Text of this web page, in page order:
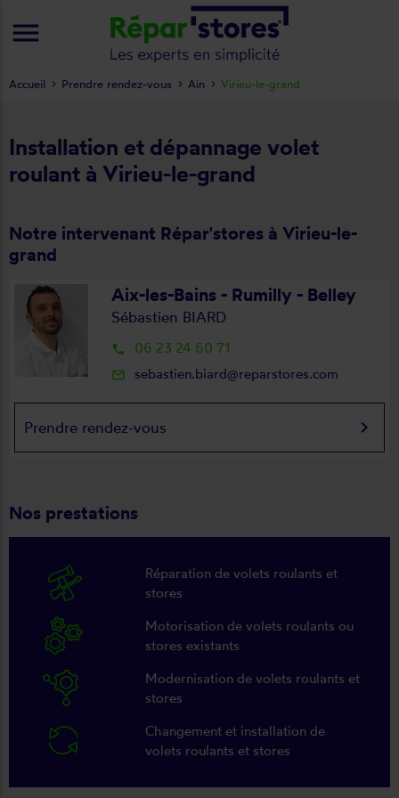
Installation et dépannage volet
roulant à Virieu-le-grand
Notre intervenant Répar'stores à Virieu-le-
grand
Aix-les-Bains - Rumilly - Belley
Sébastien BIARD
local_phone 06 23 24 60 71
mail_outline sebastien.biard@reparstores.com
Prendre rendez-vous keyboard_arrow_right
Nos prestations
Réparation de volets roulants et
stores
Motorisation de volets roulants ou
stores existants
Modernisation de volets roulants et
stores
Changement et installation de
volets roulants et stores
Accueil Prendre rendez-vous Ain Virieu-le-grand
menu